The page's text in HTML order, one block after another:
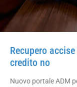
Recupero
credito no
Nuovo portale ADM